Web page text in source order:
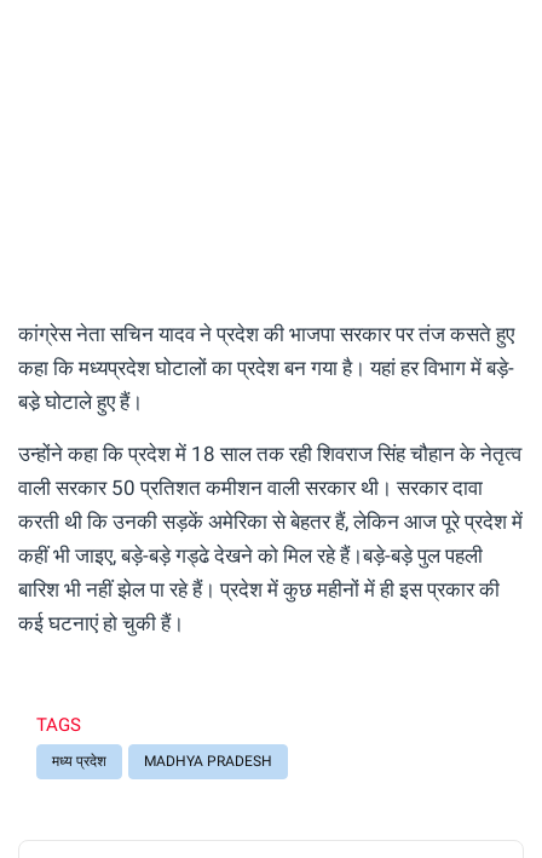
कांग्रेस नेता सचिन यादव ने प्रदेश की भाजपा सरकार पर तंज कसते हुए
कहा कि मध्यप्रदेश घोटालों का प्रदेश बन गया है। यहां हर विभाग में बड़े-
बडे़ घोटाले हुए हैं।
उन्होंने कहा कि प्रदेश में 18 साल तक रही शिवराज सिंह चौहान के नेतृत्व
वाली सरकार 50 प्रतिशत कमीशन वाली सरकार थी। सरकार दावा
करती थी कि उनकी सड़कें अमेरिका से बेहतर हैं, लेकिन आज पूरे प्रदेश में
कहीं भी जाइए, बड़े-बड़े गड्ढे देखने को मिल रहे हैं।बड़े-बड़े पुल पहली
बारिश भी नहीं झेल पा रहे हैं। प्रदेश में कुछ महीनों में ही इस प्रकार की
कई घटनाएं हो चुकी हैं।
TAGS
मध्य प्रदेश MADHYA PRADESH